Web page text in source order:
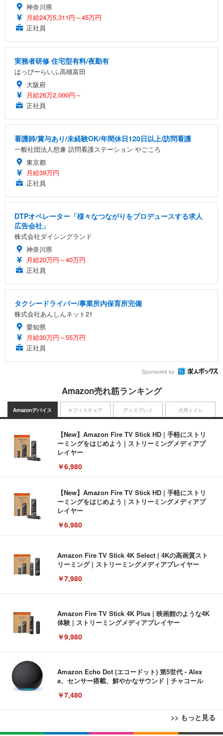
神奈川県
月給24万5,311円～45万円
正社員
実務者研修 住宅型有料/夜勤有
はっぴーらいふ高槻富田
大阪府
月給26万2,000円～
正社員
看護師/賞与あり/未経験OK/年間休日120日以上/訪問看護
一般社団法人想兼 訪問看護ステーション やごころ
東京都
月給39万円
正社員
DTPオペレーター「様々なつながりをプロデュースする求人
広告会社」
株式会社ダイシングランド
神奈川県
月給20万円～40万円
正社員
タクシードライバー/事業所内保育所完備
株式会社あんしんネット21
愛知県
月給30万円～55万円
正社員
Sponsored by
Amazon売れ筋ランキング
Amazonデバイス
【New】Amazon Fire TV Stick HD | 手軽にストリ
ーミングをはじめよう | ストリーミングメディアプ
レイヤー
￥6,980
【New】Amazon Fire TV Stick HD | 手軽にストリ
ーミングをはじめよう | ストリーミングメディアプ
レイヤー
￥6,980
Amazon Fire TV Stick 4K Select | 4Kの高画質スト
リーミング | ストリーミングメディアプレイヤー
￥7,980
Amazon Fire TV Stick 4K Plus | 映画館のような4K
体験 | ストリーミングメディアプレイヤー
￥9,980
Amazon Echo Dot (エコードット) 第5世代 - Alex
a、センサー搭載、鮮やかなサウンド｜チャコール
￥7,480
>> もっと見る
オフィスチェア ディスプレイ 犬用トイレ